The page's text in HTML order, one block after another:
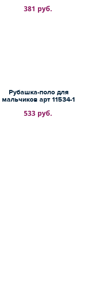
381 руб.
Рубашка-поло для
мальчиков арт 11534-1
533 руб.